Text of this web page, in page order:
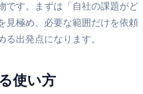
です。まずは「自社の課題がど
見極め、必要な範囲だけを依頼
出発点になります。
使い方